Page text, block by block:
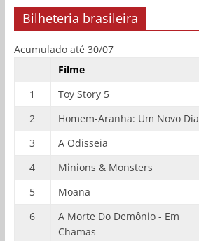
Bilheteria brasileira
Acumulado até 30/07
Filme
1
Toy Story 5
2
Homem-Aranha: Um Novo Dia
3
A Odisseia
4
Minions & Monsters
5
Moana
6
A Morte Do Demônio - Em
Chamas